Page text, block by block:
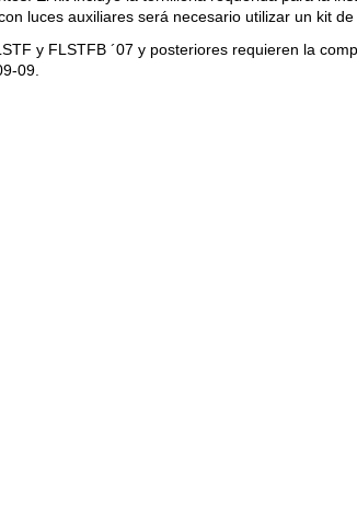
luces auxiliares será necesario utilizar un kit
y FLSTFB ´07 y posteriores requieren la
09.